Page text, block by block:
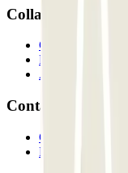
Collaboriamo?
Collaboratori
Proprietari di
Affiliati
Contatto
Contattaci
FAQ